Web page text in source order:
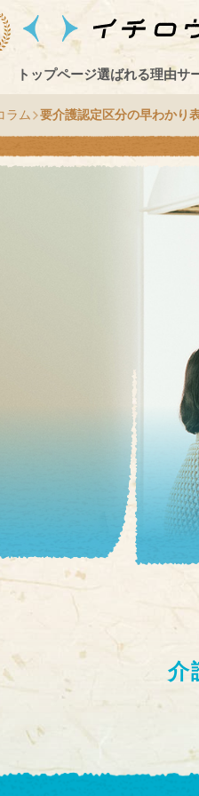
トップページ選ばれる理由サ
ラム 要介護認定区分の早わかり
介